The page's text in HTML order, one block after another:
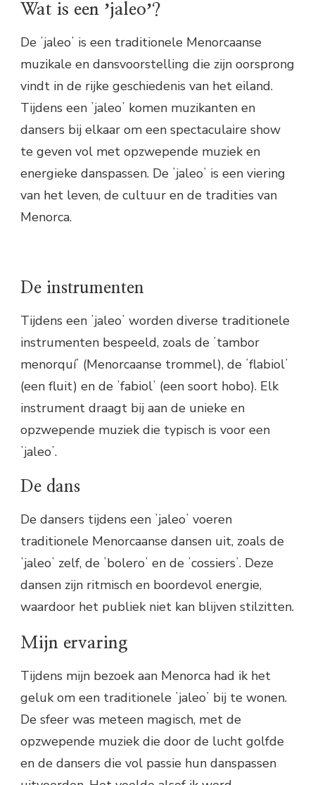
Wat is een ʼjaleoʼ?
De ʼjaleoʼ is een traditionele Menorcaanse
muzikale en dansvoorstelling die zijn oorsprong
vindt in de rijke geschiedenis van het eiland.
Tijdens een ʼjaleoʼ komen muzikanten en
dansers bij elkaar om een ​​spectaculaire show
te geven vol met opzwepende muziek en
energieke danspassen. De ʼjaleoʼ is een viering
van het leven, de cultuur en de tradities van
Menorca.
De instrumenten
Tijdens een ʼjaleoʼ worden diverse traditionele
instrumenten bespeeld, zoals de ʼtambor
menorquíʼ (Menorcaanse trommel), de ʼflabiolʼ
(een fluit) en de ʼfabiolʼ (een soort hobo). Elk
instrument draagt bij aan de unieke en
opzwepende muziek die typisch is voor een
ʼjaleoʼ.
De dans
De dansers tijdens een ʼjaleoʼ voeren
traditionele Menorcaanse dansen uit, zoals de
ʼjaleoʼ zelf, de ʼboleroʼ en de ʼcossiersʼ. Deze
dansen zijn ritmisch en boordevol energie,
waardoor het publiek niet kan blijven stilzitten.
Mijn ervaring
Tijdens mijn bezoek aan Menorca had ik het
geluk om een traditionele ʼjaleoʼ bij te wonen.
De sfeer was meteen magisch, met de
opzwepende muziek die door de lucht golfde
en de dansers die vol passie hun danspassen